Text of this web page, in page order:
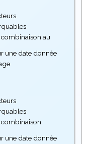
combinaison au
une date donnée
combinaison
une date donnée